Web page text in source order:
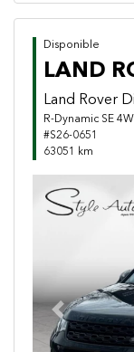
Disponible
LAND
Land Rover
R-Dynamic SE
#S26-0651
63051 km
Previous